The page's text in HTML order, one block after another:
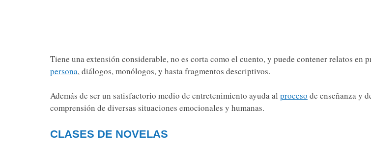
Tiene una extensión considerable, no es corta como el cuento, y puede contener relatos en
persona, diálogos, monólogos, y hasta fragmentos descriptivos.
Además de ser un satisfactorio medio de entretenimiento ayuda al proceso de enseñanza y
comprensión de diversas situaciones emocionales y humanas.
CLASES DE NOVELAS